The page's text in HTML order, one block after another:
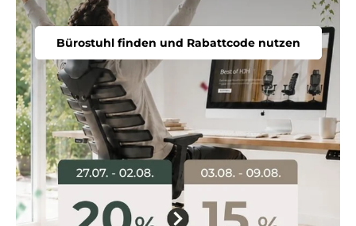
Bürostuhl finden und Rabattcode nutzen